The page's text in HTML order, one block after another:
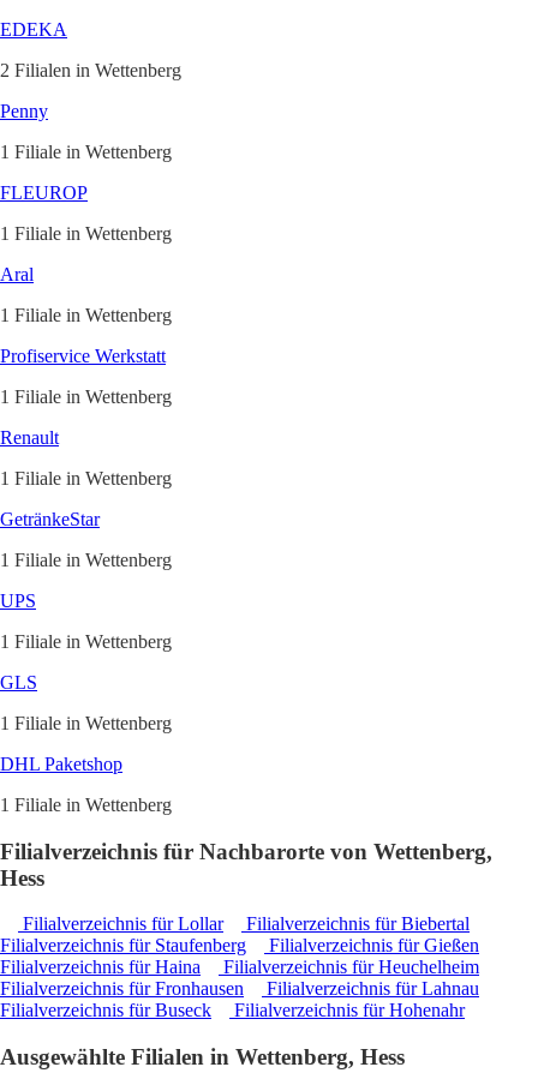
EDEKA
2 Filialen in Wettenberg
Penny
1 Filiale in Wettenberg
FLEUROP
1 Filiale in Wettenberg
Aral
1 Filiale in Wettenberg
Profiservice Werkstatt
1 Filiale in Wettenberg
Renault
1 Filiale in Wettenberg
GetränkeStar
1 Filiale in Wettenberg
UPS
1 Filiale in Wettenberg
GLS
1 Filiale in Wettenberg
DHL Paketshop
1 Filiale in Wettenberg
Filialverzeichnis für Nachbarorte von Wettenberg,
Hess
Filialverzeichnis für Lollar
Filialverzeichnis für Biebertal
Filialverzeichnis für Staufenberg
Filialverzeichnis für Gießen
Filialverzeichnis für Haina
Filialverzeichnis für Heuchelheim
Filialverzeichnis für Fronhausen
Filialverzeichnis für Lahnau
Filialverzeichnis für Buseck
Filialverzeichnis für Hohenahr
Ausgewählte Filialen in Wettenberg, Hess